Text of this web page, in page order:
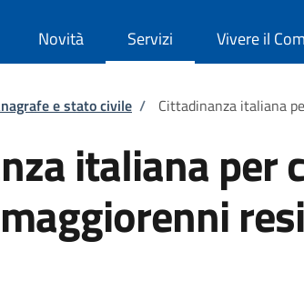
Novità Servizi Vivere il
pane
e stato civile / Cittadinanza italiana
italiana per